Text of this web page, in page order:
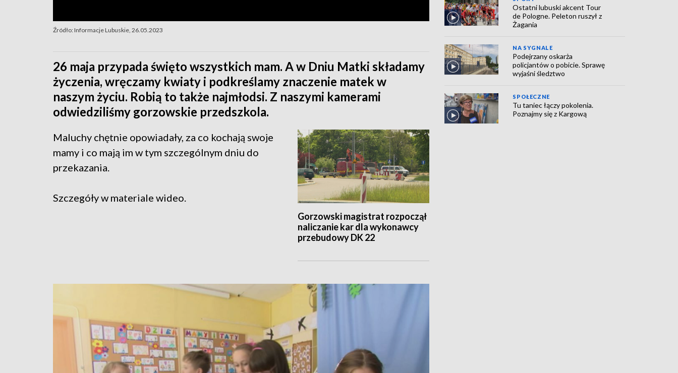
Źródło: Informacje Lubuskie, 26.05.2023
26 maja przypada święto wszystkich mam. A w Dniu Matki składamy
życzenia, wręczamy kwiaty i podkreślamy znaczenie matek w
naszym życiu. Robią to także najmłodsi. Z naszymi kamerami
odwiedziliśmy gorzowskie przedszkola.
Gorzowski magistrat rozpoczął
naliczanie kar dla wykonawcy
przebudowy DK 22
Maluchy chętnie opowiadały, za co kochają swoje
mamy i co mają im w tym szczególnym dniu do
przekazania.
Szczegóły w materiale wideo.
Ostatni lubuski akcent Tour
de Pologne. Peleton ruszył z
Żagania
NA SYGNALE
Podejrzany oskarża
policjantów o pobicie. Sprawę
wyjaśni śledztwo
SPOŁECZNE
Tu taniec łączy pokolenia.
Poznajmy się z Kargową